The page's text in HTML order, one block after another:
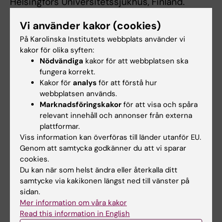
LONG-term effects of TBI (LONG-TBI)
Man har sett att patienter med TBI har en
högre risk att drabbas av andra typer av
neurologiska sjukdomar såsom Alzheimers
sjukdom, Parkinsons sjukdom, multipel skleros
(MS) och amyotrofisk lateralskleros (ALS).
Exakt varför dessa tillstånd uppstår efter en
TBI är idag inte helt klarlagt, men förändringar i
blodkärl och olika inflammatoriska processer
över tid har förslagits som möjliga orsaker. För
att bättre förstå varför så sker och hitta bättre
biomarkörer för hitta individer som är
drabbade av en TBI över tid med ökad risk för
dessa för dessa följdbesvär vill vi studera
detta via translationella studier. Detta görs
Vi använder kakor (cookies)
På Karolinska Institutets webbplats använder vi
kakor för olika syften:
Nödvändiga kakor för att webbplatsen ska
fungera korrekt.
Kakor för analys för att förstå hur
webbplatsen används.
Marknadsföringskakor för att visa och spåra
relevant innehåll och annonser från externa
plattformar.
Viss information kan överföras till länder utanför EU.
Genom att samtycka godkänner du att vi sparar
cookies.
Du kan när som helst ändra eller återkalla ditt
samtycke via kakikonen längst ned till vänster på
sidan.
Mer information om våra kakor
Read this information in English